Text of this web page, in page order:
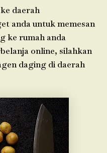
daerah
anda untuk memesan
ke rumah anda
online, silahkan
daging di daerah